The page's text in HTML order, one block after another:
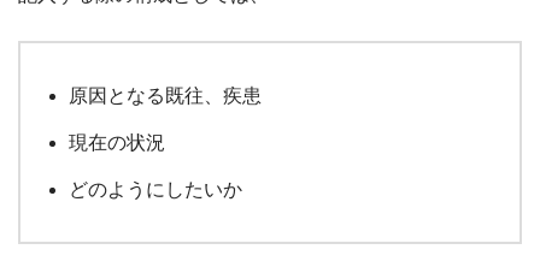
原因となる既往、疾患
現在の状況
どのようにしたいか